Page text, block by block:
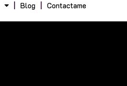
Blog Contactame